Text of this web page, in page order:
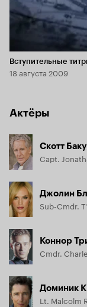
Длительность
18 августа 2009
Актёры
Скотт
Capt.
Джолин
Sub-Cmdr.
Коннор
Cmdr.
Доминик
Lt. Malcolm